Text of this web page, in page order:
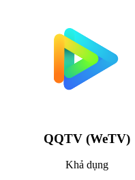
QQTV (WeTV)
Khả dụng